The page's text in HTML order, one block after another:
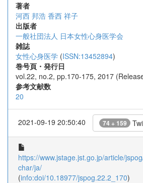
著者
河西 邦浩 香西 祥子
出版者
一般社団法人 日本女性心身医学会
雑誌
女性心身医学 (ISSN:13452894)
巻号頁・発行日
vol.22, no.2, pp.170-175, 2017
参考文献数
20
2021-09-19 20:50:40 74 + 159
https://www.jstage.jst.go.jp/article/
char/ja/
(info:doi/10.18977/jspog.22.2_170)